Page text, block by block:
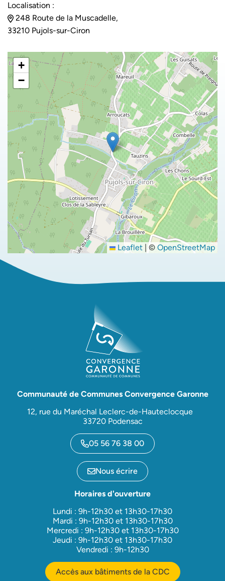
Localisation :
248 Route de la Muscadelle,
33210 Pujols-sur-Ciron
+
−
Leaflet | ©OpenStreetMap
Communauté de Communes Convergence Garonne
12, rue du Maréchal Leclerc-de-Hauteclocque
33720 Podensac
05 56 76 38 00
Nous écrire
Horaires d'ouverture
Lundi : 9h-12h30 et 13h30-17h30
Mardi : 9h-12h30 et 13h30-17h30
Mercredi : 9h-12h30 et 13h30-17h30
Jeudi : 9h-12h30 et 13h30-17h30
Vendredi : 9h-12h30
Accès aux bâtiments de la CDC